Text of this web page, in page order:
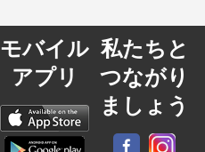
モバイル
アプリ
私たちと
つながり
ましょう